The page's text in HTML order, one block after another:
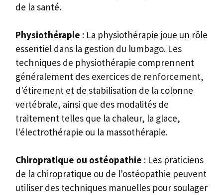
de la santé.
Physiothérapie : La physiothérapie joue un rôle
essentiel dans la gestion du lumbago. Les
techniques de physiothérapie comprennent
généralement des exercices de renforcement,
d'étirement et de stabilisation de la colonne
vertébrale, ainsi que des modalités de
traitement telles que la chaleur, la glace,
l'électrothérapie ou la massothérapie.
Chiropratique ou ostéopathie : Les praticiens
de la chiropratique ou de l'ostéopathie peuvent
utiliser des techniques manuelles pour soulager